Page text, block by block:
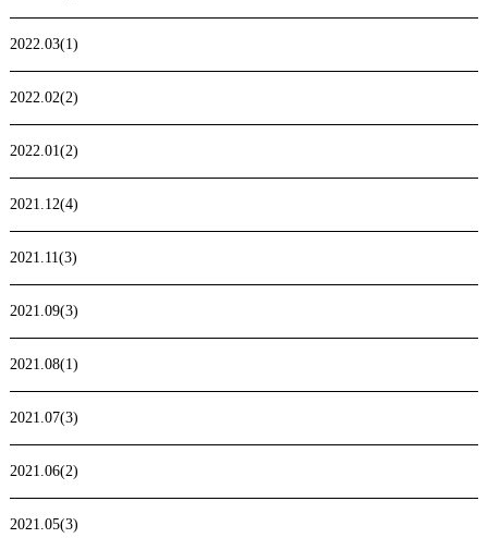
2022.03(1)
2022.02(2)
2022.01(2)
2021.12(4)
2021.11(3)
2021.09(3)
2021.08(1)
2021.07(3)
2021.06(2)
2021.05(3)